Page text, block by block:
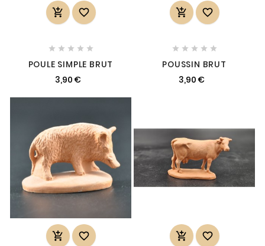
 
    
POULE SIMPLE BRUT
3,90 €
 
    
POUSSIN BRUT
3,90 €
   